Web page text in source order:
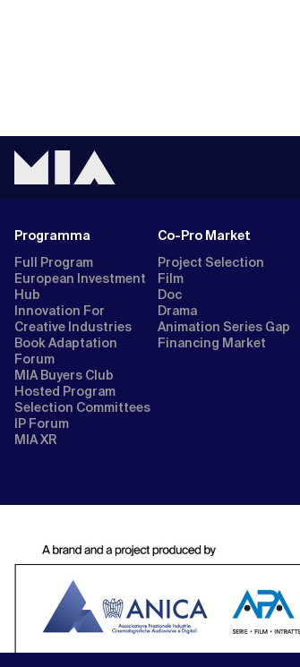
Programma
Full Program
European Investment
Hub
Innovation For
Creative Industries
Book Adaptation
Forum
MIA Buyers Club
Hosted Program
Selection Committees
IP Forum
MIA XR
Co-Pro Market
Project Selection
Film
Doc
Drama
Animation Series Gap
Financing Market